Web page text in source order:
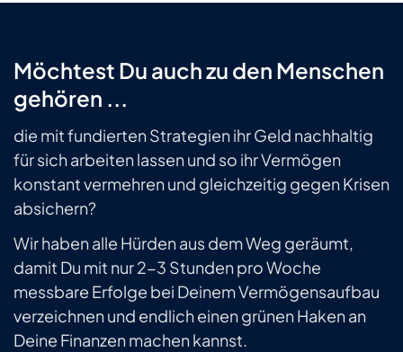
Möchtest Du auch zu den Menschen
gehören ...
die mit fundierten Strategien ihr Geld nachhaltig
für sich arbeiten lassen und so ihr Vermögen
konstant vermehren und gleichzeitig gegen Krisen
absichern?
Wir haben alle Hürden aus dem Weg geräumt,
damit Du mit nur 2-3 Stunden pro Woche
messbare Erfolge bei Deinem Vermögensaufbau
verzeichnen und endlich einen grünen Haken an
Deine Finanzen machen kannst.